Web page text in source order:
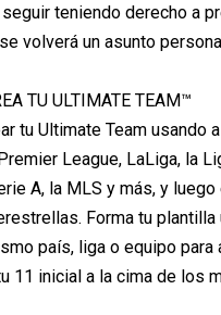
seguir teniendo derecho a
volverá un asunto
TU ULTIMATE TEAM™
tu Ultimate Team usando
League, LaLiga, la
A, la MLS y más, y
Forma tu plantilla
país, liga o equipo para
11 inicial a la cima de los